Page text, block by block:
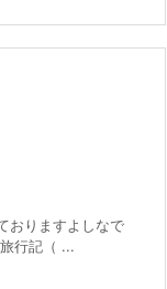
おりますよしなで
行記（ ...